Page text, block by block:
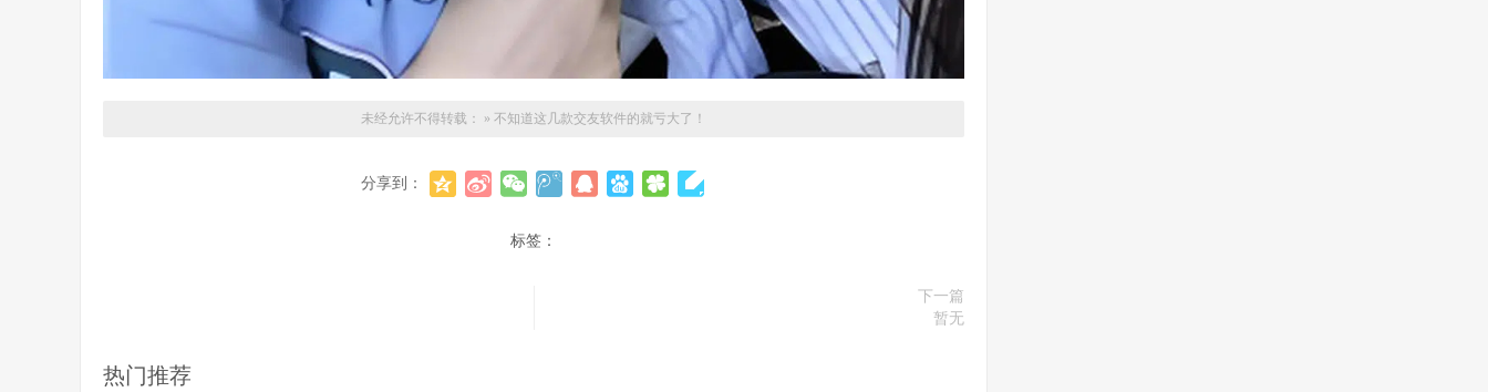
未经允许不得转载： » 不知道这几款交友软件的就亏大了！
分享到：
标签：
下一篇
暂无
热门推荐